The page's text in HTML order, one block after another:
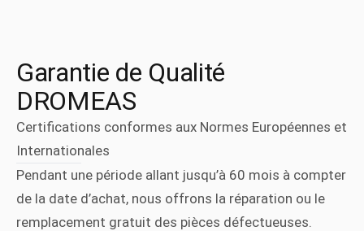
Garantie de Qualité
DROMEAS
Certifications conformes aux Normes Européennes et
Internationales
Pendant une période allant jusqu’à 60 mois à compter
de la date d’achat, nous offrons la réparation ou le
remplacement gratuit des pièces défectueuses.